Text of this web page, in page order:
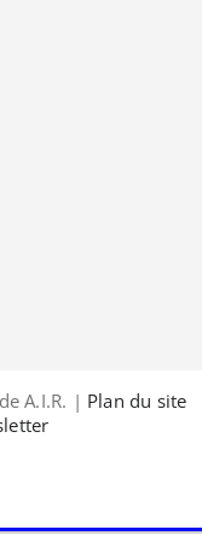
de A.I.R. | Plan du site